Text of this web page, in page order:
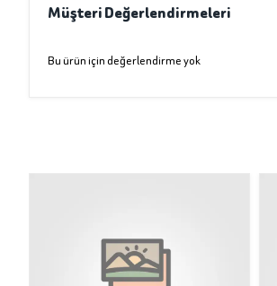
Müşteri Değerlendirmeleri
Bu ürün için değerlendirme yok